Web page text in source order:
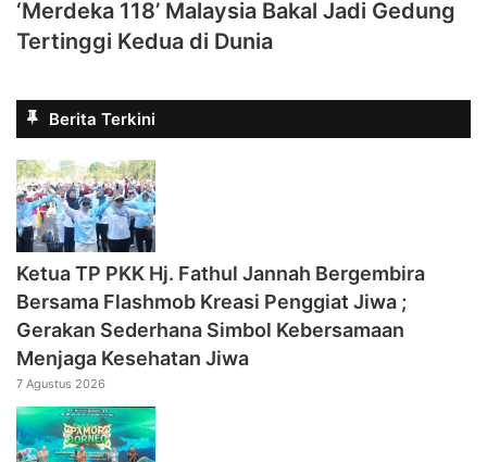
‘Merdeka 118’ Malaysia Bakal Jadi Gedung
Tertinggi Kedua di Dunia
Berita Terkini
‎Ketua TP PKK Hj. Fathul Jannah Bergembira
Bersama Flashmob Kreasi Penggiat Jiwa ;
Gerakan Sederhana Simbol Kebersamaan
Menjaga Kesehatan Jiwa
7 Agustus 2026